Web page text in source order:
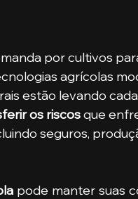
agrícolas
estão levando
os riscos que
seguros,
pode manter suas